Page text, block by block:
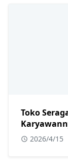
Toko
2026/4/15